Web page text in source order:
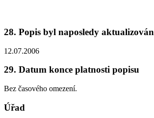
28. Popis byl naposledy aktualizován
12.07.2006
29. Datum konce platnosti popisu
Bez časového omezení.
Úřad